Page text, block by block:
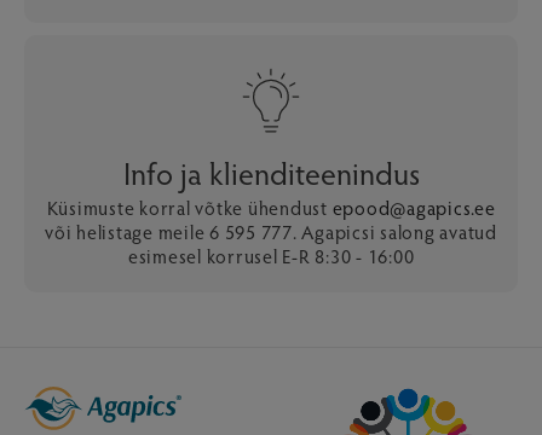
Info ja klienditeenindus
Küsimuste korral võtke ühendust epood@agapics.ee
või helistage meile 6 595 777. Agapicsi salong avatud
esimesel korrusel E-R 8:30 - 16:00